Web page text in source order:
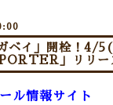
ベイ」開栓！4/
」リリー
ル情報サイト